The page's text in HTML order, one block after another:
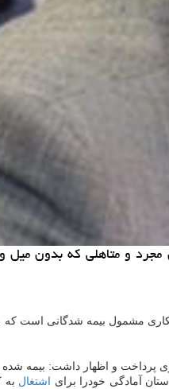
مجرد و متاهلی كه بدون
گفت: پرداخت مقرری بیمه بیكاری مشمول
اشتغال به